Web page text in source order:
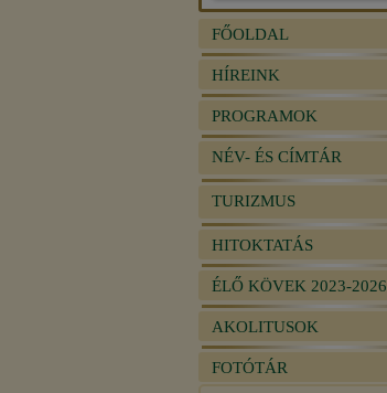
FŐOLDAL
HÍREINK
PROGRAMOK
NÉV- ÉS CÍMTÁR
TURIZMUS
HITOKTATÁS
ÉLŐ KÖVEK 2023-2026
AKOLITUSOK
FOTÓTÁR